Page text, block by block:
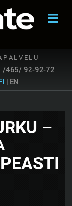
/465/ 92-92-72
P A L V E L U
| EN
–